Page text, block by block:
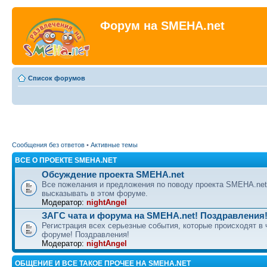
Форум на SMEHA.net
Список форумов
Сообщения без ответов • Активные темы
ВСЕ О ПРОЕКТЕ SMEHA.NET
Обсуждение проекта SMEHA.net
Все пожелания и предложения по поводу проекта
высказывать в этом форуме.
Модератор: nightAngel
ЗАГС чата и форума на SMEHA.net! Поздравления!
Регистрация всех серьезные события, которые происходят в
форуме! Поздравления!
Модератор: nightAngel
ОБЩЕНИЕ И ВСЕ ТАКОЕ ПРОЧЕЕ НА SMEHA.NET